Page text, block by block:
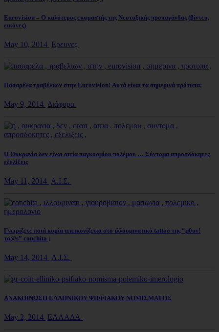
Eurovision – Ο καλύτερος εκφραστής της Νεοταξικής προπαγάνδας (βίντεο,
εικόνες)
May 10, 2014 Ερευνες
Πασαρέλα τραβέλιων στην Eurovision! Αυτά είναι τα σημερινά πρότυπα;
May 9, 2014 Διάφορα
Η Ουκρανία δεν είναι αιτία παγκοσμίου πολέμου … Σύντομα απροσδόκητες
εξελίξεις
May 11, 2014 Α.Ι.Σ.
Γνωρίζετε ποιά κυρία απεικονίζεται στο ιλλουμινατικό tattoo της “μ0υν!
τσ@s” conchita ;
May 14, 2014 Α.Ι.Σ.
ΑΝΑΚΟΙΝΩΣΗ ΕΛΛΗΝΙΚΟΥ ΨΗΦΙΑΚΟΥ ΝΟΜΙΣΜΑΤΟΣ
May 2, 2014 ΕΛΛΑΔΑ